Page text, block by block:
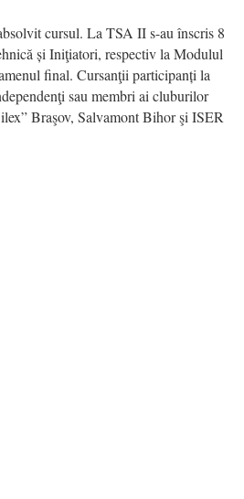
cursul. La TSA II s-au înscris 8
și Iniţiatori, respectiv la Modulul
final. Cursanţii participanți la
sau membri ai cluburilor
Braşov, Salvamont Bihor şi ISER